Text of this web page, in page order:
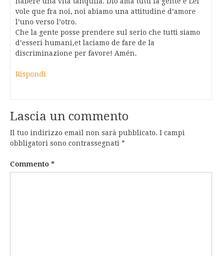
vole que fra noi, noi abiamo una attitudine d’amore
l’uno verso l’otro.
Che la gente posse prendere sul serio che tutti siamo
d’esseri humani,et laciamo de fare de la
discriminazione per favore! Amén.
Rispondi
Lascia un commento
Il tuo indirizzo email non sarà pubblicato. I campi
obbligatori sono contrassegnati *
Commento *